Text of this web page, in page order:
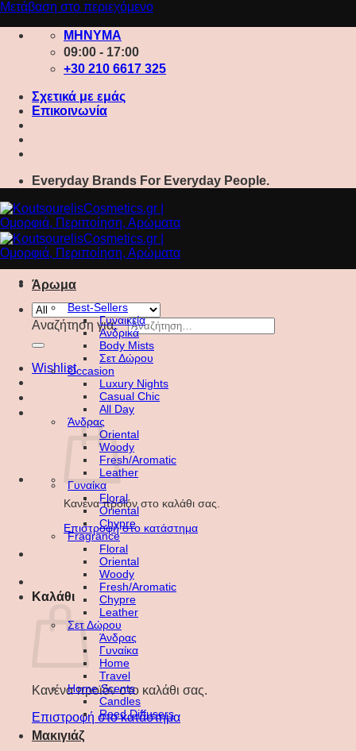
Μετάβαση στο περιεχόμενο
ΜΗΝΥΜΑ
09:00 - 17:00
+30 210 6617 325
Σχετικά με εμάς
Επικοινωνία
Everyday Brands For Everyday People.
Αναζήτηση για:
Wishlist
Κανένα προϊόν στο καλάθι σας.
Επιστροφή στο κατάστημα
Καλάθι
Κανένα προϊόν στο καλάθι σας.
Επιστροφή στο κατάστημα
Άρωμα
Best-Sellers
Γυναικεία
Ανδρικά
Body Mists
Σετ Δώρου
Occasion
Luxury Nights
Casual Chic
All Day
Άνδρας
Oriental
Woody
Fresh/Aromatic
Leather
Γυναίκα
Floral
Oriental
Chypre
Fragrance
Floral
Oriental
Woody
Fresh/Aromatic
Chypre
Leather
Σετ Δώρου
Άνδρας
Γυναίκα
Home
Travel
Home Scents
Candles
Reed Diffusers
Μακιγιάζ